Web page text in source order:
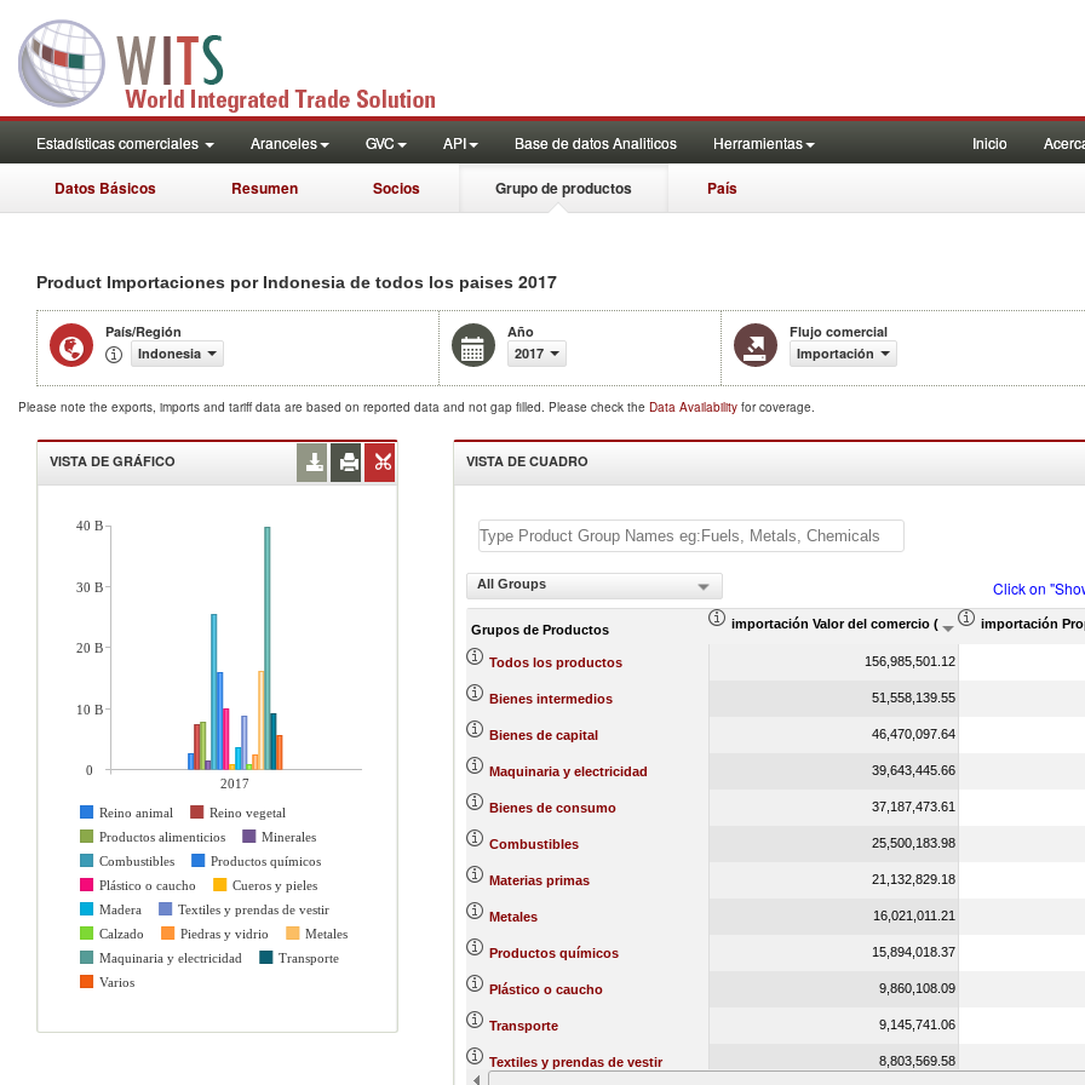
Estadísticas comerciales Aranceles GVC API Base de datos Analiticos Herramientas Inicio
Datos Básicos Resumen Socios Grupo de productos País
Product Importaciones por Indonesia de todos los paises 2017
País/Región
Indonesia
Año
2017
Flujo comercial
Importación
Please note the exports, imports and tariff data are based on reported data and not gap filled. Please check the Data Availability for coverage.
VISTA DE GRÁFICO
2017
Reino animal
Reino vegetal
Productos alimenticios
Minerales
Combustibles
Productos químicos
Plástico o caucho
Cueros y pieles
Madera
Textiles y prendas de vestir
Calzado
Piedras y vidrio
Metales
Maquinaria y electricidad
Transporte
Varios
40 B
30 B
20 B
10 B
0
VISTA DE CUADRO
All Groups Click on
Grupos de Productos importación Valor del comercio (en miles de US$)
importación
Todos los productos 156,985,501.12
Bienes intermedios 51,558,139.55
Bienes de capital 46,470,097.64
Maquinaria y electricidad 39,643,445.66
Bienes de consumo 37,187,473.61
Combustibles 25,500,183.98
Materias primas 21,132,829.18
Metales 16,021,011.21
Productos químicos 15,894,018.37
Plástico o caucho 9,860,108.09
Transporte 9,145,741.06
Textiles y prendas de vestir 8,803,569.58